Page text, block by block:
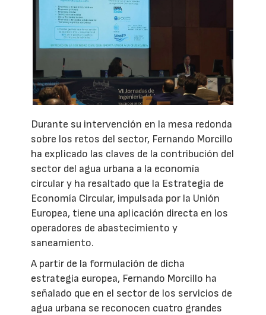
Durante su intervención en la mesa redonda
sobre los retos del sector, Fernando Morcillo
ha explicado las claves de la contribución del
sector del agua urbana a la economía
circular y ha resaltado que la Estrategia de
Economía Circular, impulsada por la Unión
Europea, tiene una aplicación directa en los
operadores de abastecimiento y
saneamiento.
A partir de la formulación de dicha
estrategia europea, Fernando Morcillo ha
señalado que en el sector de los servicios de
agua urbana se reconocen cuatro grandes